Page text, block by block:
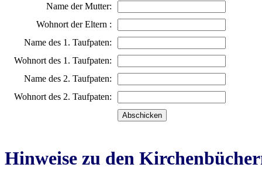
Name der Mutter:
Wohnort der Eltern :
Name des 1. Taufpaten:
Wohnort des 1. Taufpaten:
Name des 2. Taufpaten:
Wohnort des 2. Taufpaten:
Hinweise zu den